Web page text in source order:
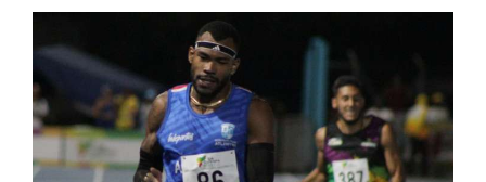
fin
semana
en
el
pedro
Grajales